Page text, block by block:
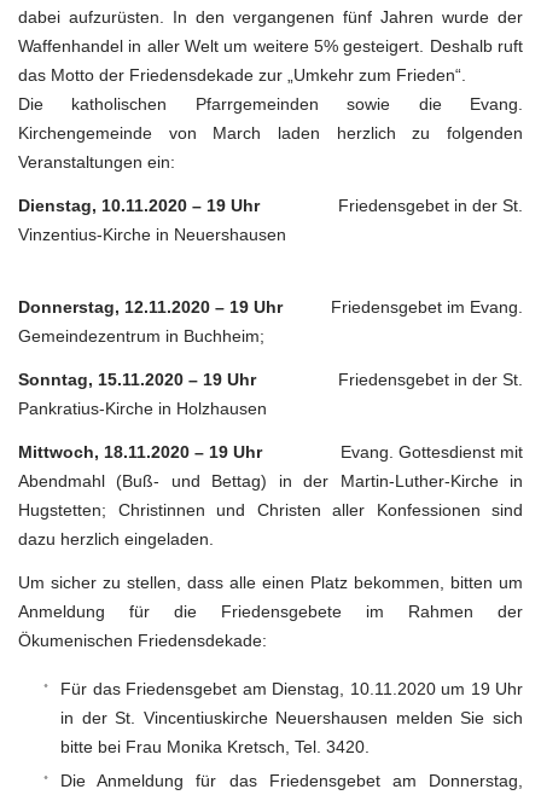
dabei aufzurüsten. In den vergangenen fünf Jahren wurde der
Waffenhandel in aller Welt um weitere 5% gesteigert. Deshalb ruft
das Motto der Friedensdekade zur „Umkehr zum Frieden“.
Die katholischen Pfarrgemeinden sowie die Evang.
Kirchengemeinde von March laden herzlich zu folgenden
Veranstaltungen ein:
Dienstag, 10.11.2020 – 19 UhrFriedensgebet in der St.
Vinzentius-Kirche in Neuershausen
Donnerstag, 12.11.2020 – 19 Uhr Friedensgebet im Evang.
Gemeindezentrum in Buchheim;
Sonntag, 15.11.2020 – 19 UhrFriedensgebet in der St.
Pankratius-Kirche in Holzhausen
Mittwoch, 18.11.2020 – 19 UhrEvang. Gottesdienst mit
Abendmahl (Buß- und Bettag) in der Martin-Luther-Kirche in
Hugstetten; Christinnen und Christen aller Konfessionen sind
dazu herzlich eingeladen.
Um sicher zu stellen, dass alle einen Platz bekommen, bitten um
Anmeldung für die Friedensgebete im Rahmen der
Ökumenischen Friedensdekade:
Für das Friedensgebet am Dienstag, 10.11.2020 um 19 Uhr
in der St. Vincentiuskirche Neuershausen melden Sie sich
bitte bei Frau Monika Kretsch, Tel. 3420.
Die Anmeldung für das Friedensgebet am Donnerstag,